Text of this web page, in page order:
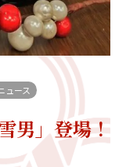
ュース
男」登場！